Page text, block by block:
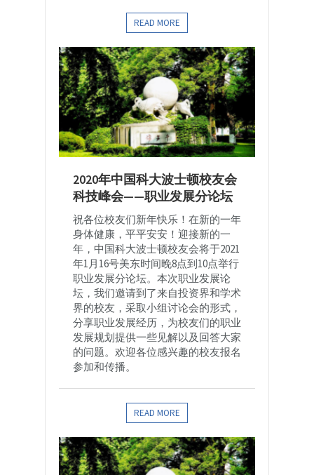
READ MORE
2020年中国科大波士顿校友会
科技峰会——职业发展分论坛
祝各位校友们新年快乐！在新的一年
身体健康，平平安安！迎接新的一
年，中国科大波士顿校友会将于2021
年1月16号美东时间晚8点到10点举行
职业发展分论坛。本次职业发展论
坛，我们邀请到了来自投资界和学术
界的校友，采取小组讨论会的形式，
分享职业发展经历，为校友们的职业
发展规划提供一些见解以及回答大家
的问题。欢迎各位感兴趣的校友报名
参加和传播。
READ MORE